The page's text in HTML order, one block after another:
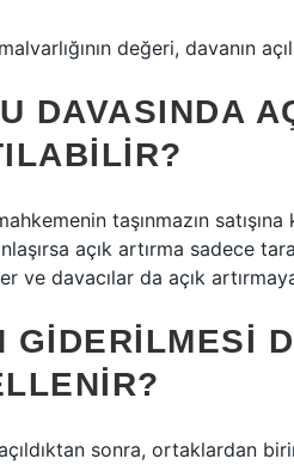
değeri, davanın
DAVASINDA
taşınmazın
açık artırma sadece
ve davacılar da açık
GIDERILMESI
sonra, ortaklardan